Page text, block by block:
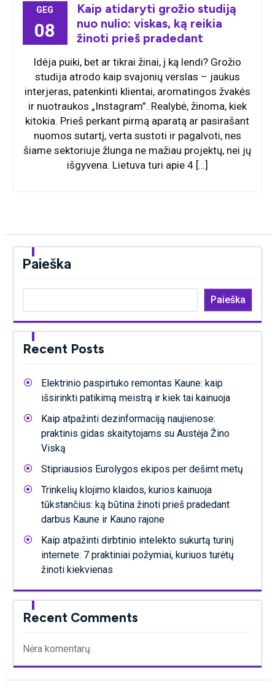
GEG
08
Kaip atidaryti grožio studiją
nuo nulio: viskas, ką reikia
žinoti prieš pradedant
Idėja puiki, bet ar tikrai žinai, į ką lendi? Grožio
studija atrodo kaip svajonių verslas – jaukus
interjeras, patenkinti klientai, aromatingos žvakės
ir nuotraukos „Instagram”. Realybė, žinoma, kiek
kitokia. Prieš perkant pirmą aparatą ar pasirašant
nuomos sutartį, verta sustoti ir pagalvoti, nes
šiame sektoriuje žlunga ne mažiau projektų, nei jų
išgyvena. Lietuva turi apie 4 […]
Paieška
Paieška
Recent Posts
Elektrinio paspirtuko remontas Kaune: kaip
išsirinkti patikimą meistrą ir kiek tai kainuoja
Kaip atpažinti dezinformaciją naujienose:
praktinis gidas skaitytojams su Austėja Žino
Viską
Stipriausios Eurolygos ekipos per dešimt metų
Trinkelių klojimo klaidos, kurios kainuoja
tūkstančius: ką būtina žinoti prieš pradedant
darbus Kaune ir Kauno rajone
Kaip atpažinti dirbtinio intelekto sukurtą turinį
internete: 7 praktiniai požymiai, kuriuos turėtų
žinoti kiekvienas
Recent Comments
Nėra komentarų.